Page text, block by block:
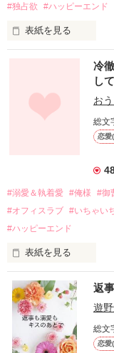
#独占欲
#ハッピーエンド
表紙を見る
幼なじみの哲平に
しかし、ある出来事
関係修復もできない
引っ越すことになり
それから約十二年後
過去の傷から、二度
運命のような再会を
酔った勢いで一夜を
さらに、美桜が初め
『責任をとる、結婚
戸惑う美桜とは裏腹
甘やかしてくる。
そんなある日、哲平
遭っていることを知
冷
し
お
総文
恋愛
#溺愛＆執着愛 #俺様 #御
#オフィスラブ #いちゃい
#ハッピーエンド
表紙を見る
おかしな噂を流され
桜は、海外で傷心旅
い、酒の勢いもあり
帰国後、美桜は新
なんと彼の正体は、
れて起業した新進気
返
遊
総文
恋愛